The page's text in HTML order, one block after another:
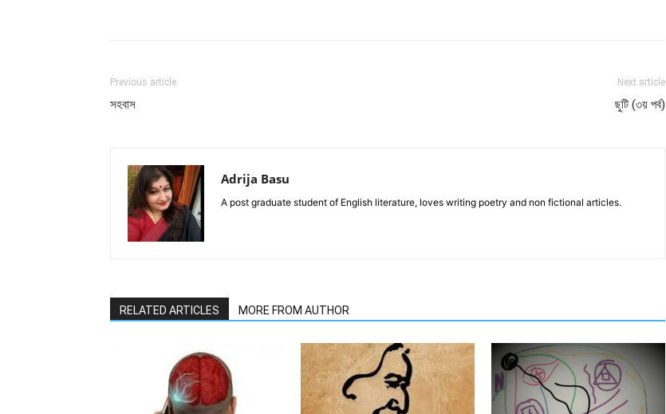
Previous article
সহবাস
Next article
ছুটি (৩য় পর্ব)
Adrija Basu
A post graduate student of English literature, loves writing poetry and non fictional articles.
RELATED ARTICLES MORE FROM AUTHOR